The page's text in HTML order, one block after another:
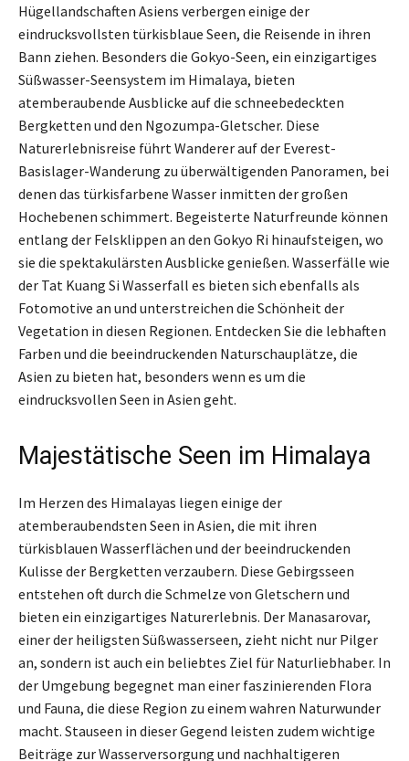
Hügellandschaften Asiens verbergen einige der
eindrucksvollsten türkisblaue Seen, die Reisende in ihren
Bann ziehen. Besonders die Gokyo-Seen, ein einzigartiges
Süßwasser-Seensystem im Himalaya, bieten
atemberaubende Ausblicke auf die schneebedeckten
Bergketten und den Ngozumpa-Gletscher. Diese
Naturerlebnisreise führt Wanderer auf der Everest-
Basislager-Wanderung zu überwältigenden Panoramen, bei
denen das türkisfarbene Wasser inmitten der großen
Hochebenen schimmert. Begeisterte Naturfreunde können
entlang der Felsklippen an den Gokyo Ri hinaufsteigen, wo
sie die spektakulärsten Ausblicke genießen. Wasserfälle wie
der Tat Kuang Si Wasserfall es bieten sich ebenfalls als
Fotomotive an und unterstreichen die Schönheit der
Vegetation in diesen Regionen. Entdecken Sie die lebhaften
Farben und die beeindruckenden Naturschauplätze, die
Asien zu bieten hat, besonders wenn es um die
eindrucksvollen Seen in Asien geht.
Majestätische Seen im Himalaya
Im Herzen des Himalayas liegen einige der
atemberaubendsten Seen in Asien, die mit ihren
türkisblauen Wasserflächen und der beeindruckenden
Kulisse der Bergketten verzaubern. Diese Gebirgsseen
entstehen oft durch die Schmelze von Gletschern und
bieten ein einzigartiges Naturerlebnis. Der Manasarovar,
einer der heiligsten Süßwasserseen, zieht nicht nur Pilger
an, sondern ist auch ein beliebtes Ziel für Naturliebhaber. In
der Umgebung begegnet man einer faszinierenden Flora
und Fauna, die diese Region zu einem wahren Naturwunder
macht. Stauseen in dieser Gegend leisten zudem wichtige
Beiträge zur Wasserversorgung und nachhaltigeren